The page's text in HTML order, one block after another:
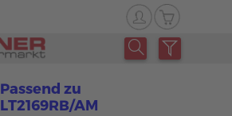
Passend zu
LT2169RB/AM